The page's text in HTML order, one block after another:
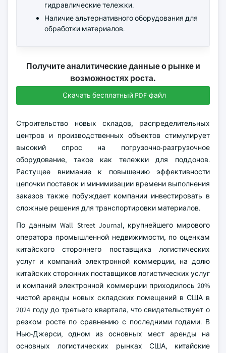
гидравлические тележки.
Наличие альтернативного оборудования для
обработки материалов.
Получите аналитические данные о рынке и
возможностях роста.
Скачать бесплатный PDF-файл
Строительство новых складов, распределительных
центров и производственных объектов стимулирует
высокий спрос на погрузочно-разгрузочное
оборудование, такое как тележки для поддонов.
Растущее внимание к повышению эффективности
цепочки поставок и минимизации времени выполнения
заказов также побуждает компании инвестировать в
сложные решения для транспортировки материалов.
По данным Wall Street Journal, крупнейшего мирового
оператора промышленной недвижимости, по оценкам
китайского стороннего поставщика логистических
услуг и компаний электронной коммерции, на долю
китайских сторонних поставщиков логистических услуг
и компаний электронной коммерции приходилось 20%
чистой аренды новых складских помещений в США в
2024 году до третьего квартала, что свидетельствует о
резком росте по сравнению с последними годами. В
Нью-Джерси, одном из основных мест аренды на
основных логистических рынках США, китайские